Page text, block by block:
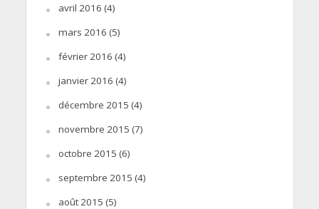
avril 2016 (4)
mars 2016 (5)
février 2016 (4)
janvier 2016 (4)
décembre 2015 (4)
novembre 2015 (7)
octobre 2015 (6)
septembre 2015 (4)
août 2015 (5)